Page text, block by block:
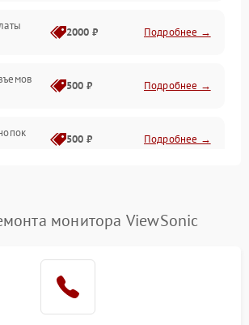
2000 ₽ Подробнее →
500 ₽ Подробнее →
500 ₽ Подробнее →
1000 ₽
монитора ViewSonic